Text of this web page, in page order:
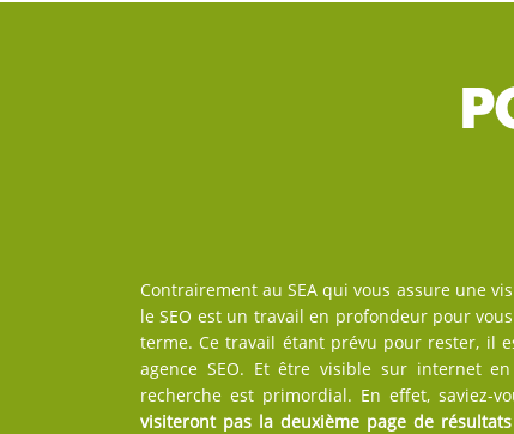
Contrairement au SEA qui vous assure une
le SEO est un travail en profondeur pour
terme. Ce travail étant prévu pour rester, il
agence SEO. Et être visible sur internet
recherche est primordial. En effet, saviez-
visiteront pas la deuxième page de résultats